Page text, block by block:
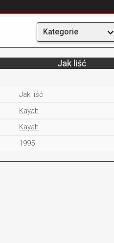
Kategorie
Jak liść
Jak liść
Kayah
Kayah
1995